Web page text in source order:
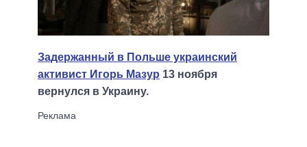
Задержанный в Польше украинский
активист Игорь Мазур 13 ноября
вернулся в Украину.